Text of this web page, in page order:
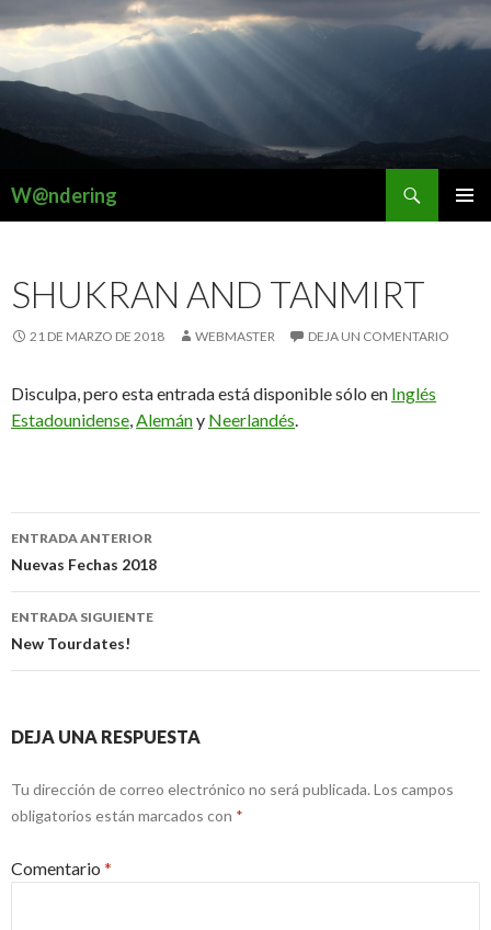
W@ndering
SHUKRAN AND TANMIRT
21 DE MARZO DE 2018 WEBMASTER DEJA UN COMENTARIO
Disculpa, pero esta entrada está disponible sólo en Inglés
Estadounidense Alemány Neerlandés
Navegación
de
entradas
ENTRADA ANTERIOR
Nuevas Fechas 2018
ENTRADA SIGUIENTE
New Tourdates!
DEJA UNA RESPUESTA
Tu dirección de correo electrónico no será publicada. Los campos
obligatorios están marcados con *
Comentario *